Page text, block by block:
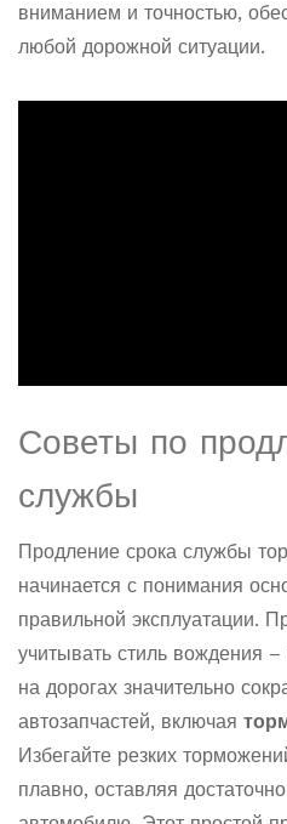
вниманием и точностью,
любой дорожной ситуации.
Советы по
службы
Продление срока службы
начинается с понимания
правильной эксплуатации.
учитывать стиль вождения
на дорогах значительно
автозапчастей, включая
Избегайте резких
плавно, оставляя